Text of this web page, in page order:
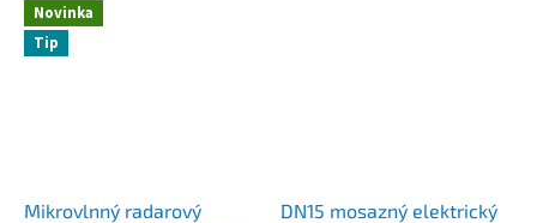
Novinka
Tip
Mikrovlnný radarový
DN15 mosazný elektrický